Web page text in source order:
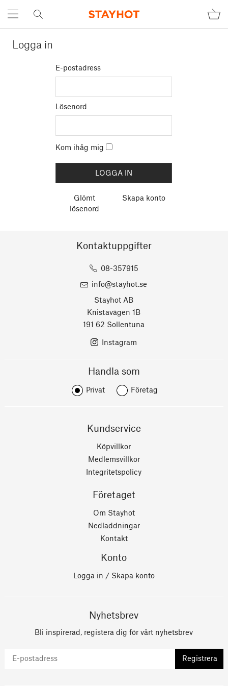
Logga in
E-postadress
Lösenord
Kom ihåg mig
Glömt
lösenord
Skapa konto
Kontaktuppgifter
Stayhot AB
Knistavägen 1B
191 62 Sollentuna
08-357915
info@stayhot.se
Instagram
Handla som
Privat Företag
Kundservice
Köpvillkor
Medlemsvillkor
Integritetspolicy
Företaget
Om Stayhot
Nedladdningar
Kontakt
Konto
Logga in / Skapa konto
Nyhetsbrev
Bli inspirerad, registera dig för vårt nyhetsbrev
Registrera